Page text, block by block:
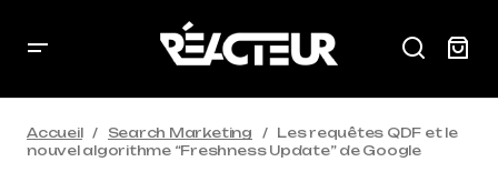
Accueil Search Marketing
Les requêtes QDF et le
nouvel algorithme “Freshness Update” de Google